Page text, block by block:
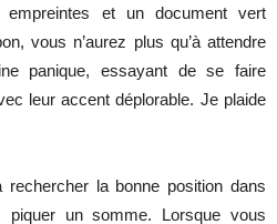
empreintes et un document vert
vous n’aurez plus qu’à attendre
panique, essayant de se faire
leur accent déplorable. Je plaide
la bonne position dans
un somme. Lorsque vous